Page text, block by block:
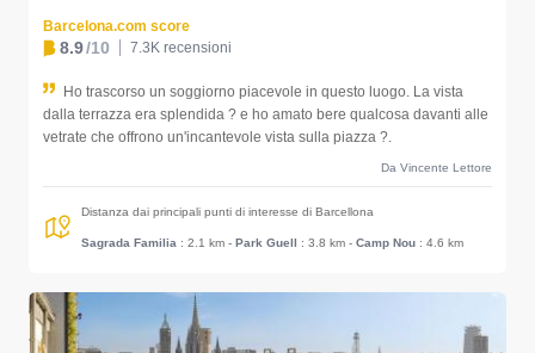
Barcelona.com score
8.9/10 7.3K recensioni
Ho trascorso un soggiorno piacevole in questo luogo. La vista
dalla terrazza era splendida ? e ho amato bere qualcosa davanti alle
vetrate che offrono un'incantevole vista sulla piazza ?.
Da Vincente Lettore
Distanza dai principali punti di interesse di Barcellona
Sagrada Familia : 2.1 km - Park Guell : 3.8 km - Camp Nou : 4.6 km